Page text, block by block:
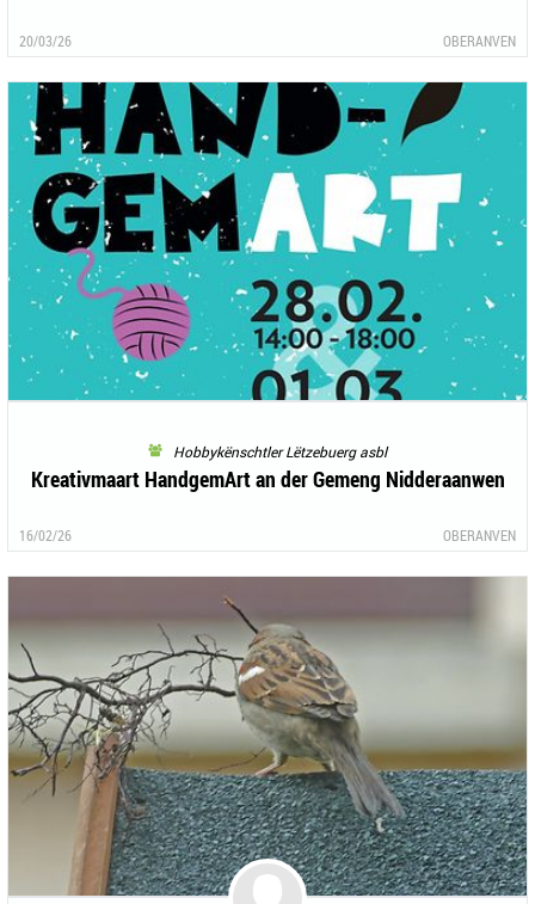
20/03/26 OBERANVEN
Hobbykënschtler Lëtzebuerg asbl
Kreativmaart HandgemArt an der Gemeng Nidderaanwen
16/02/26 OBERANVEN